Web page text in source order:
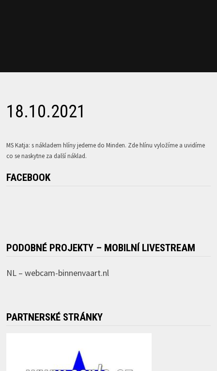
18.10.2021
MS Katja: s nákladem hlíny jedeme do Minden. Zde hlínu vyložíme a uvidíme
co se naskytne za další náklad.
FACEBOOK
PODOBNÉ PROJEKTY – MOBILNÍ LIVESTREAM
NL – webcam-binnenvaart.nl
PARTNERSKÉ STRÁNKY